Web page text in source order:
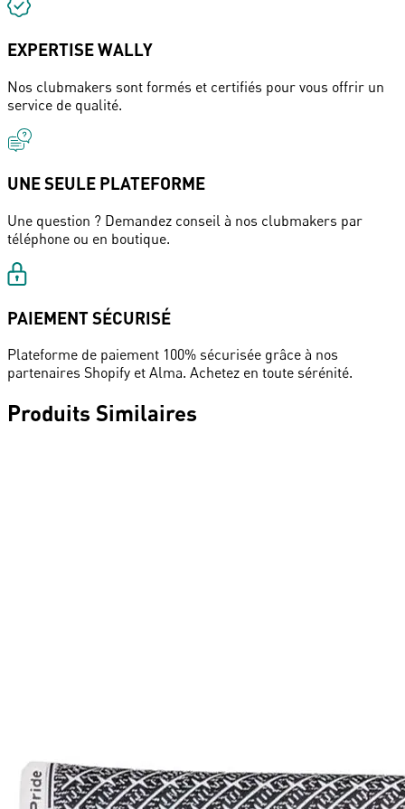
EXPERTISE WALLY
Nos clubmakers sont formés et certifiés pour vous offrir un
service de qualité.
UNE SEULE PLATEFORME
Une question ? Demandez conseil à nos clubmakers par
téléphone ou en boutique.
PAIEMENT SÉCURISÉ
Plateforme de paiement 100% sécurisée grâce à nos
partenaires Shopify et Alma. Achetez en toute sérénité.
Produits Similaires